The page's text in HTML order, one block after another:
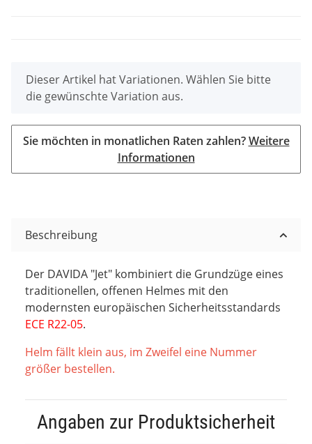
x
Dieser Artikel hat Variationen. Wählen Sie bitte
die gewünschte Variation aus.
Sie möchten in monatlichen Raten zahlen?Weitere
Informationen
Beschreibung
Der DAVIDA "Jet" kombiniert die Grundzüge eines
traditionellen, offenen Helmes mit den
modernsten europäischen Sicherheitsstandards
ECE R22-05.
Helm fällt klein aus, im Zweifel eine Nummer
größer bestellen.
Angaben zur Produktsicherheit